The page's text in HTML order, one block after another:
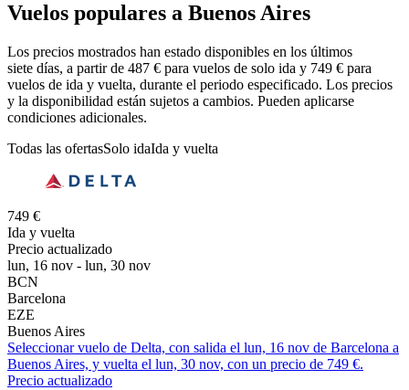
Vuelos populares a Buenos Aires
Los precios mostrados han estado disponibles en los últimos
siete días, a partir de 487 € para vuelos de solo ida y 749 € para
vuelos de ida y vuelta, durante el periodo especificado. Los precios
y la disponibilidad están sujetos a cambios. Pueden aplicarse
condiciones adicionales.
Todas las ofertasSolo idaIda y vuelta
749 €
Ida y vuelta
Precio actualizado
lun, 16 nov - lun, 30 nov
BCN
Barcelona
EZE
Buenos Aires
Seleccionar vuelo de Delta, con salida el lun, 16 nov de Barcelona a
Buenos Aires, y vuelta el lun, 30 nov, con un precio de 749 €.
Precio actualizado